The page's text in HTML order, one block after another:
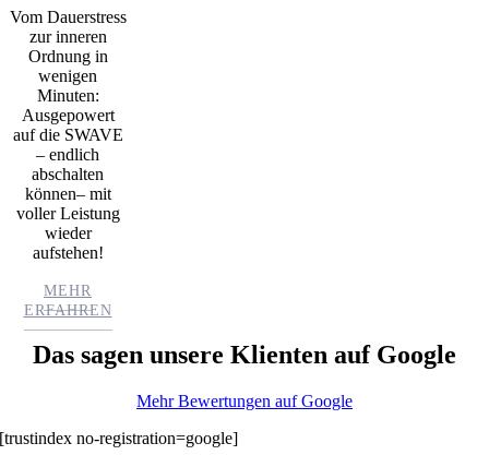
Vom Dauerstress
zur inneren
Ordnung in
wenigen
Minuten:
Ausgepowert
auf die SWAVE
– endlich
abschalten
können– mit
voller Leistung
wieder
aufstehen!
MEHR
ERFAHREN
Das sagen unsere Klienten auf Google
Mehr Bewertungen auf Google
[trustindex no-registration=google]